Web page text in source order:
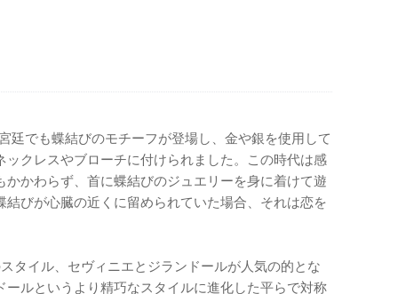
廷でも蝶結びのモチーフが登場し、金や銀を使用して
クレスやブローチに付けられました。この時代は感
かわらず、首に蝶結びのジュエリーを身に着けて遊
びが心臓の近くに留められていた場合、それは恋を
タイル、セヴィニエとジランドールが人気の的とな
ルというより精巧なスタイルに進化した平らで対称